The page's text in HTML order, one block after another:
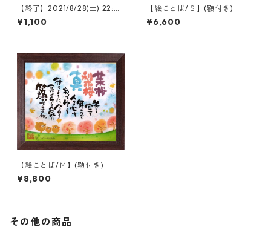
【終了】2021/8/28(土) 22:0
0〜 限定３名様 オーダー受け
付けます。】
¥1,100
【絵ことば/Ｓ】(額付き)
¥6,600
【絵ことば/Ｍ】(額付き)
¥8,800
その他の商品